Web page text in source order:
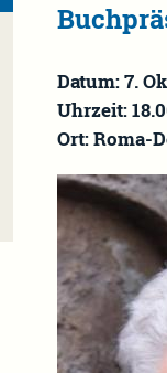
Datum: 7.
Uhrzeit:
Ort: Roma-